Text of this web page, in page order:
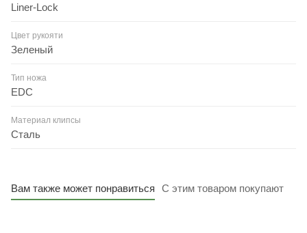
Liner-Lock
Цвет рукояти
Зеленый
Тип ножа
EDC
Материал клипсы
Сталь
Вам также может понравиться С этим товаром покупают